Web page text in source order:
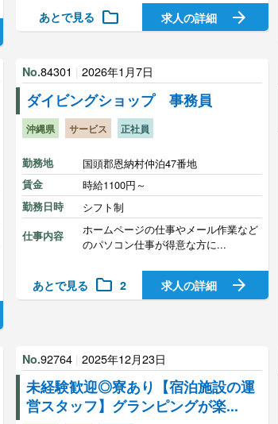
あとで見る folder 求人の詳細 arrow_forward
No.84301 2026年1月7日
ダイビングショップ 事務員
沖縄県 サービス 正社員
勤務地 国頭郡恩納村仲泊47番地
賃金 時給1100円～
勤務日時 シフト制
仕事内容
ホームページの仕事やメール作業など
のパソコン仕事が得意な方に...
あとで見る folder 2 求人の詳細 arrow_forward
No.92764 2025年12月23日
未経験歓迎◎寮あり【宿泊施設の運
営スタッフ】グランピングが楽...